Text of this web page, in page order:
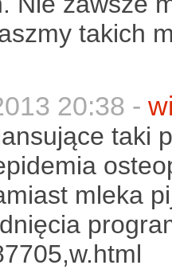
takich
20:38 -
taki
mleka